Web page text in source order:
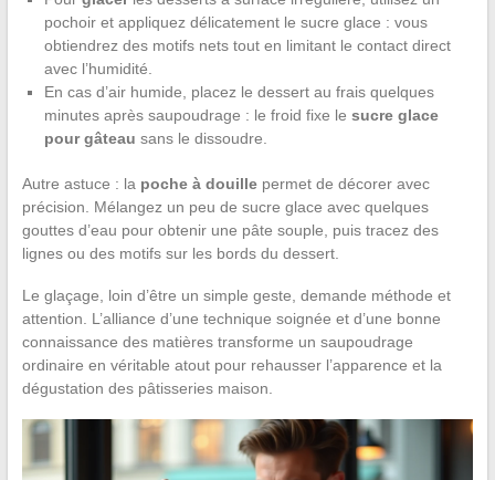
pochoir et appliquez délicatement le sucre glace : vous
obtiendrez des motifs nets tout en limitant le contact direct
avec l’humidité.
En cas d’air humide, placez le dessert au frais quelques
minutes après saupoudrage : le froid fixe le sucre glace
pour gâteau sans le dissoudre.
Autre astuce : la poche à douillepermet de décorer avec
précision. Mélangez un peu de sucre glace avec quelques
gouttes d’eau pour obtenir une pâte souple, puis tracez des
lignes ou des motifs sur les bords du dessert.
Le glaçage, loin d’être un simple geste, demande méthode et
attention. L’alliance d’une technique soignée et d’une bonne
connaissance des matières transforme un saupoudrage
ordinaire en véritable atout pour rehausser l’apparence et la
dégustation des pâtisseries maison.